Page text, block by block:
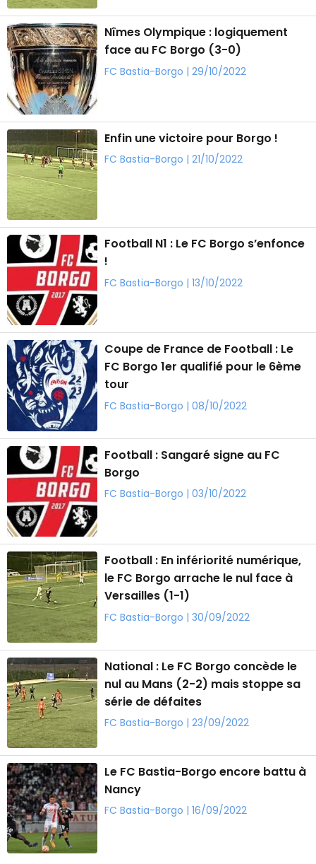
Nîmes Olympique : logiquement
face au FC Borgo (3-0)
FC Bastia-Borgo | 29/10/2022
Enfin une victoire pour Borgo !
FC Bastia-Borgo | 21/10/2022
Football N1 : Le FC Borgo s’enfonce
!
FC Bastia-Borgo | 13/10/2022
Coupe de France de Football : Le
FC Borgo 1er qualifié pour le 6ème
tour
FC Bastia-Borgo | 08/10/2022
Football : Sangaré signe au FC
Borgo
FC Bastia-Borgo | 03/10/2022
Football : En infériorité numérique,
le FC Borgo arrache le nul face à
Versailles (1-1)
FC Bastia-Borgo | 30/09/2022
National : Le FC Borgo concède le
nul au Mans (2-2) mais stoppe sa
série de défaites
FC Bastia-Borgo | 23/09/2022
Le FC Bastia-Borgo encore battu à
Nancy
FC Bastia-Borgo | 16/09/2022